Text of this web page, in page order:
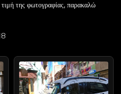
της φωτογραφίας, παρακαλώ